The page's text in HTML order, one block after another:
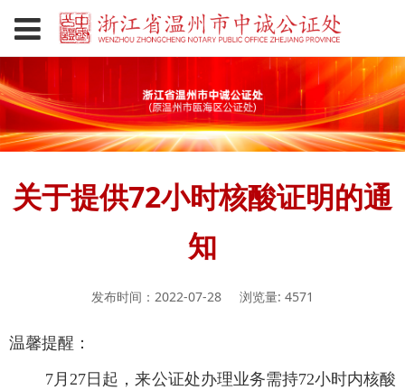
关于提供72小时核酸证明的通
知
发布时间：2022-07-28 浏览量: 4571
温馨提醒：
7月27日起，来公证处办理业务需持72小时内核酸